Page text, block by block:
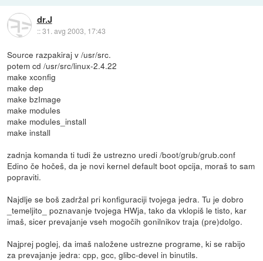
dr.J
::31. avg 2003, 17:43
Source razpakiraj v /usr/src.
potem cd /usr/src/linux-2.4.22
make xconfig
make dep
make bzImage
make modules
make modules_install
make install
zadnja komanda ti tudi že ustrezno uredi /boot/grub/grub.conf
Edino če hočeš, da je novi kernel default boot opcija, moraš to sam
popraviti.
Najdlje se boš zadržal pri konfiguraciji tvojega jedra. Tu je dobro
_temeljito_ poznavanje tvojega HWja, tako da vklopiš le tisto, kar
imaš, sicer prevajanje vseh mogočih gonilnikov traja (pre)dolgo.
Najprej poglej, da imaš naložene ustrezne programe, ki se rabijo
za prevajanje jedra: cpp, gcc, glibc-devel in binutils.